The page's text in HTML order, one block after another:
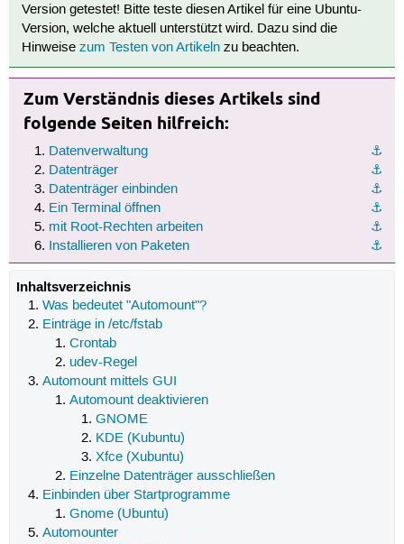
Version getestet! Bitte teste diesen Artikel für eine Ubuntu-
Version, welche aktuell unterstützt wird. Dazu sind die
Hinweisezum Testen von Artikeln zu beachten.
Zum Verständnis dieses Artikels sind
folgende Seiten hilfreich:
⚓︎
Datenverwaltung
⚓︎
Datenträger
⚓︎
Datenträger einbinden
⚓︎
Ein Terminal öffnen
⚓︎
mit Root-Rechten arbeiten
⚓︎
Installieren von Paketen
Inhaltsverzeichnis
Was bedeutet "Automount"?
Einträge in /etc/fstab
Crontab
udev-Regel
Automount mittels GUI
Automount deaktivieren
GNOME
KDE (Kubuntu)
Xfce (Xubuntu)
Einzelne Datenträger ausschließen
Einbinden über Startprogramme
Gnome (Ubuntu)
Automounter